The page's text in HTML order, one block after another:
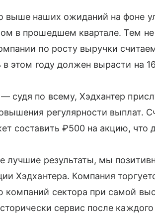
выше наших ожиданий на фоне
в прошедшем квартале. Тем
по росту выручки
в этом году должен вырасти на
судя по всему, Хэдхантер
регулярности выплат.
составить ₽500 на акцию, что
лучшие результаты, мы
Хэдхантера. Компания
сектора при самой
сервис после